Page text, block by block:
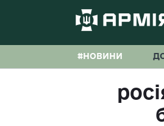
#НОВИНИ